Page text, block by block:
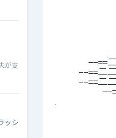
が支
ッシ
(＼ ＿
---===二
--==二二二
--==二二二
--==二二二
--==二二二
.　　　　 　
--|:..:⌒＼
|:..:..:| :.. |::
|:..: T対ぅ